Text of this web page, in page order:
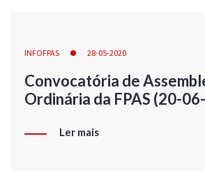
INFOFPAS 28-05-2020
Convocatória de
Ordinária da FPAS (20-
Ler mais